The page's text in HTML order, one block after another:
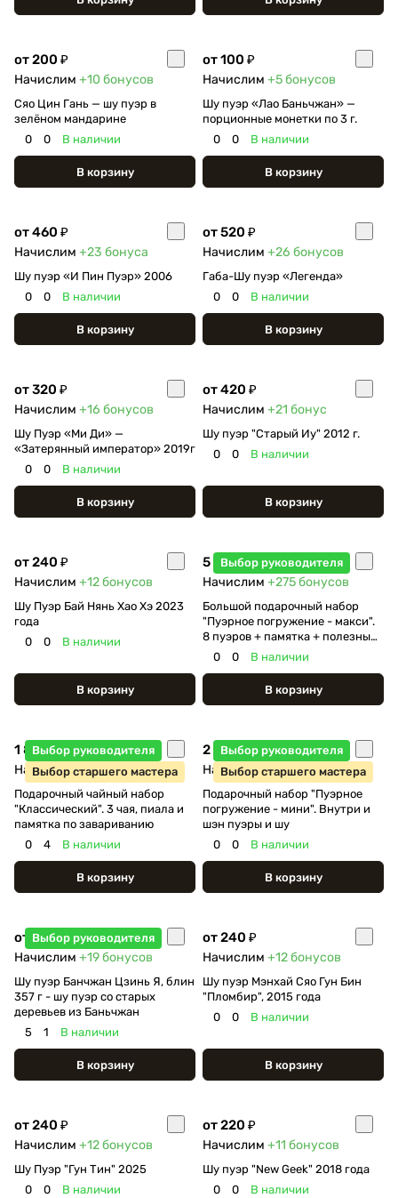
от 200 ₽
Начислим +10 бонусов
Сяо Цин Гань — шу пуэр в
зелёном мандарине
0
0 В наличии
В корзину
от 100 ₽
Начислим +5бонусов
Шу пуэр «Лао Баньчжан» —
порционные монетки по 3 г.
0
0 В наличии
В корзину
от 460 ₽
Начислим +23 бонуса
Шу пуэр «И Пин Пуэр» 2006
0
0 В наличии
В корзину
от 520 ₽
Начислим +26 бонусов
Габа-Шу пуэр «Легенда»
0
0 В наличии
В корзину
от 320 ₽
Начислим +16 бонусов
Шу Пуэр «Ми Ди» —
«Затерянный император» 2019г
0
0 В наличии
В корзину
от 420 ₽
Начислим +21 бонус
Шу пуэр "Старый Иу" 2012 г.
0
0 В наличии
В корзину
от 240 ₽
Начислим +12бонусов
Шу Пуэр Бай Нянь Хао Хэ 2023
года
0
0 В наличии
В корзину
Выбор руководителя
5 500 ₽
Начислим +275бонусов
Большой подарочный набор
"Пуэрное погружение - макси".
8 пуэров + памятка + полезный
батончик
0 0 В наличии
В корзину
Выбор руководителя
Выбор старшего мастера
1 800 ₽
Начислим+90 бонусов
Подарочный чайный набор
"Классический". 3 чая, пиала и
памятка по завариванию
0
4 В наличии
В корзину
Выбор руководителя
Выбор старшего мастера
2 350 ₽
Начислим+117бонусов
Подарочный набор "Пуэрное
погружение - мини". Внутри и
шэн пуэры и шу
0
0 В наличии
В корзину
Выбор руководителя
от 380 ₽
Начислим +19бонусов
Шу пуэр Банчжан Цзинь Я, блин
357 г - шу пуэр со старых
деревьев из Баньчжан
5
1 В наличии
В корзину
от 240 ₽
Начислим +12бонусов
Шу пуэр Мэнхай Сяо Гун Бин
"Пломбир", 2015 года
0
0 В наличии
В корзину
от 240 ₽
Начислим +12бонусов
Шу Пуэр "Гун Тин" 2025
0
0 В наличии
от 220 ₽
Начислим +11 бонусов
Шу пуэр "New Geek" 2018 года
0
0 В наличии